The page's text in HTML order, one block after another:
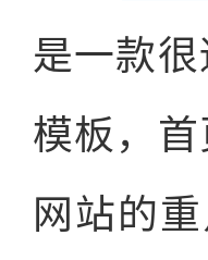
是一款
模板，
网站的